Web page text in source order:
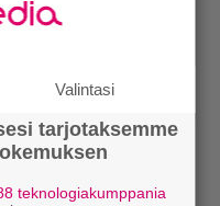
tulisi löytyä
Valintasi
tarjotaksemme
teknologiakumppania